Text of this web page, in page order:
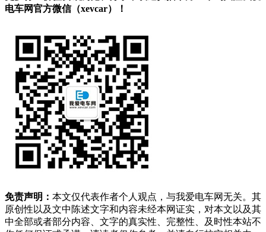
电车网官方微信（xevcar）！
免责声明： 本文仅代表作者个人观点，与我爱电车网无关。其
原创性以及文中陈述文字和内容未经本网证实，对本文以及其
中全部或者部分内容、文字的真实性、完整性、及时性本站不